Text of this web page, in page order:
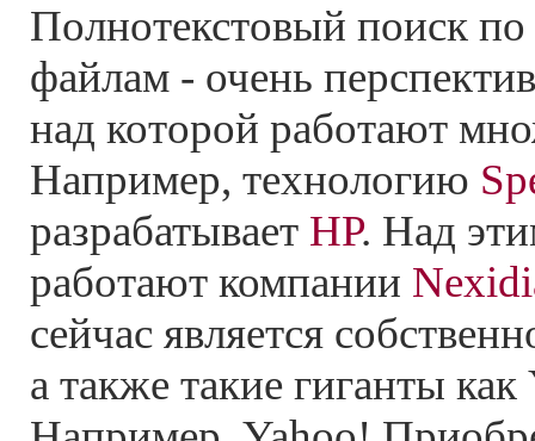
Полнотекстовый поиск
файлам - очень
над которой работают
Например, технологию
разрабатывает НР. Над
работают компании
сейчас является
а также такие гиганты